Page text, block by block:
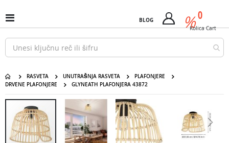
na
sadržaj
Uključi
/
isključi
Nav
BLOG %
Cart 0
Kolica Cart
RASVETA UNUTRAŠNJA RASVETA
PLAFONJERE
DRVENE PLAFONJERE
GLYNEATH PLAFONJERA 43872
galerije
slika
GLYNEATH Plafonjera 43872